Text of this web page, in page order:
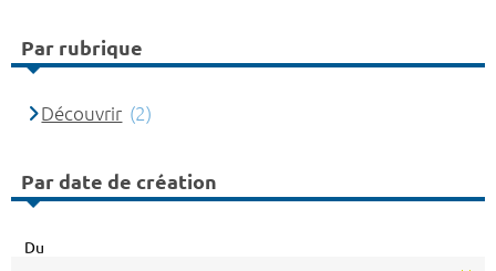
Par rubrique
Découvrir (2)
Par date de création
Du